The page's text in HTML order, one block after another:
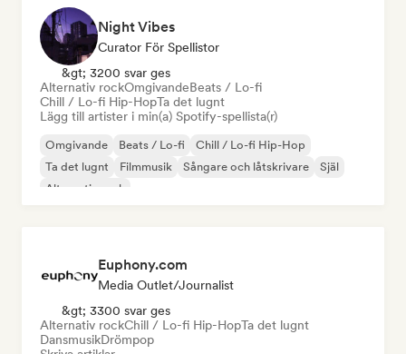
Night Vibes
Curator För Spellistor
&gt; 3200 svar ges
Alternativ rockOmgivandeBeats / Lo-fi
Chill / Lo-fi Hip-HopTa det lugnt
Lägg till artister i min(a) Spotify-spellista(r)
Omgivande Beats / Lo-fi
Chill / Lo-fi Hip-Hop
Ta det lugnt
Filmmusik Sångare och låtskrivare
Själ
Alternativ rock
Euphony.com
Media Outlet/Journalist
&gt; 3300 svar ges
Alternativ rockChill / Lo-fi Hip-HopTa det lugnt
DansmusikDrömpop